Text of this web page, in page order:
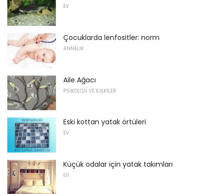
EV
Çocuklarda lenfositler: norm
ANNELIK
Aile Ağacı
PSIKOLOJI VE İLIŞKILER
Eski kottan yatak örtüleri
EV
Küçük odalar için yatak takımları
EV